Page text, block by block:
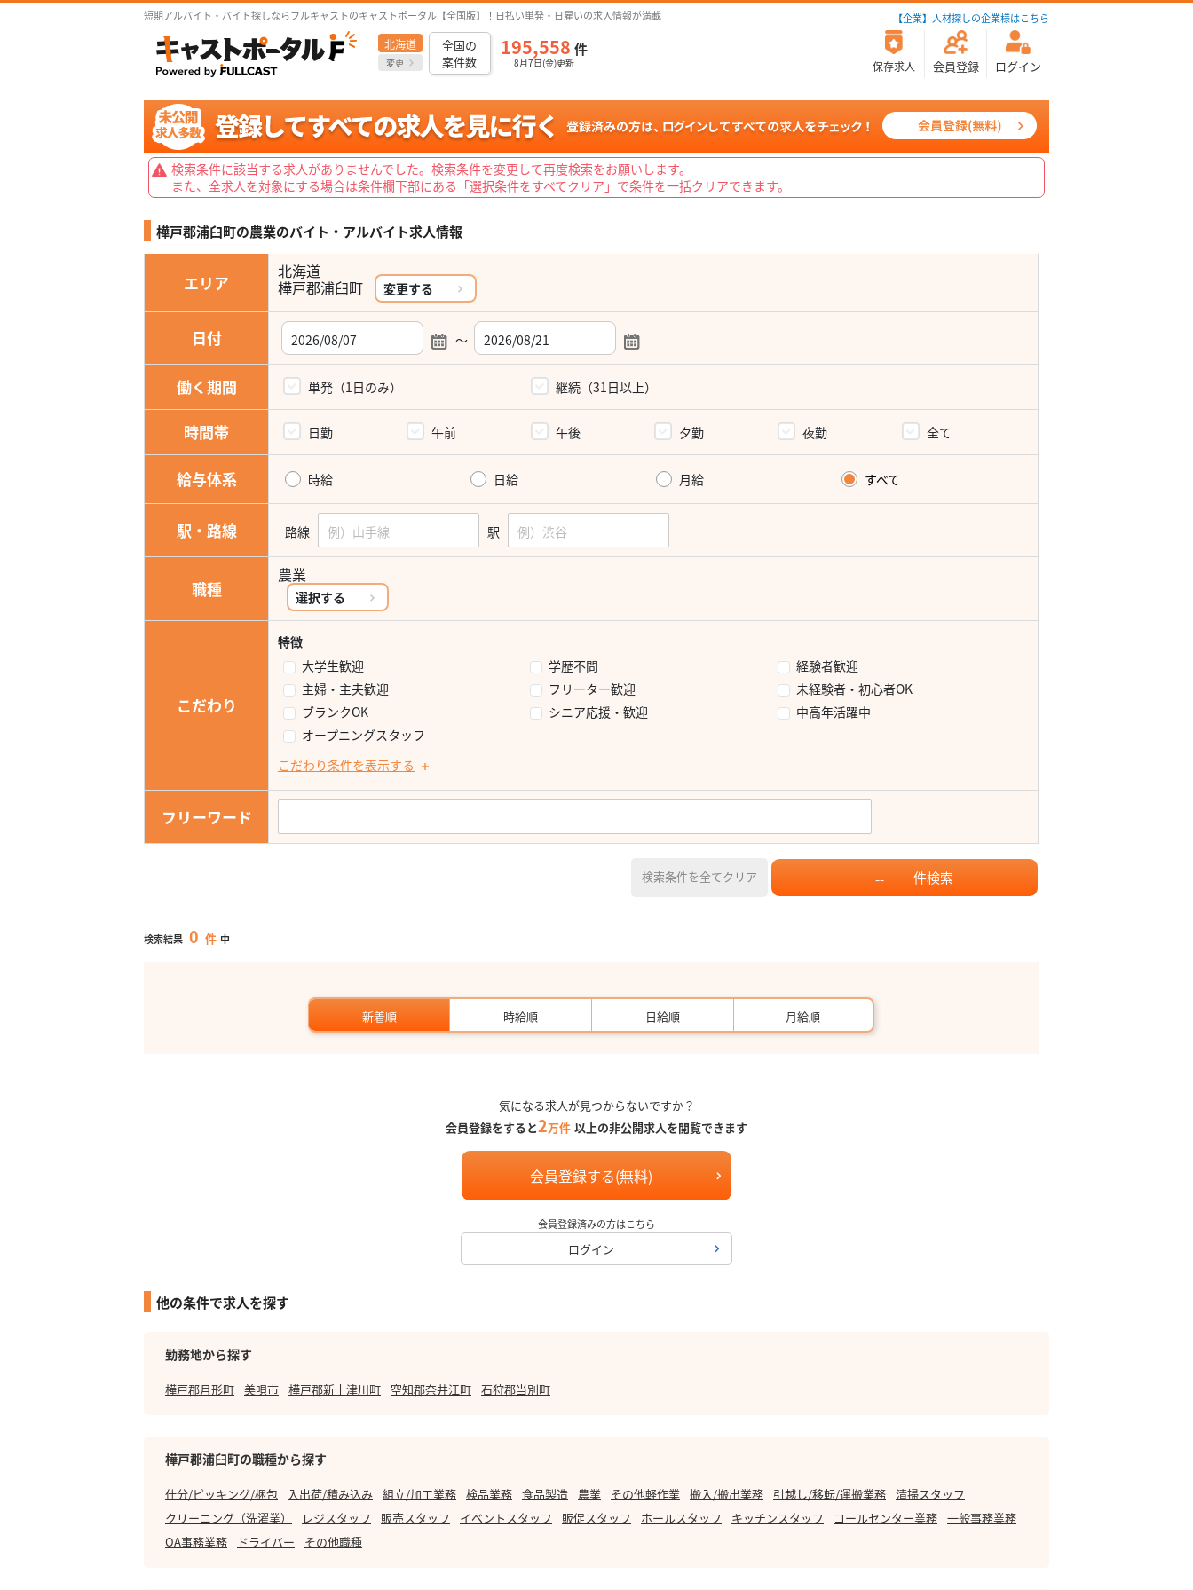
短期アルバイト・バイト探しならフルキャストのキャストポータル【全国版】！日払い単発・日雇いの求人情報が満載 【企業】人材探しの企業様はこちら
北海道
変更
全国の
案件数
195,558 件
8月7日(金)更新 保存求人 会員登録 ログイン
検索条件に該当する求人がありませんでした。検索条件を変更して再度検索をお願いします。
また、全求人を対象にする場合は条件欄下部にある「選択条件をすべてクリア」で条件を一括クリアできます。
樺戸郡浦臼町の農業のバイト・アルバイト求人情報
エリア
北海道
樺戸郡浦臼町 変更する
日付 ～
働く期間 単発（1日のみ） 継続（31日以上）
時間帯 日勤 午前 午後 夕勤 夜勤 全て
給与体系 時給 日給 月給 すべて
駅・路線 路線 駅
職種
農業
選択する
こだわり
特徴
大学生歓迎
学歴不問
経験者歓迎
主婦・主夫歓迎
フリーター歓迎
未経験者・初心者OK
ブランクOK
シニア応援・歓迎
中高年活躍中
オープニングスタッフ
こだわり条件を表示する
フリーワード
検索条件を全てクリア -- 件検索
検索結果 0 件 中
新着順 時給順 日給順 月給順
気になる求人が見つからないですか？
会員登録をすると2万件 以上の非公開求人を閲覧できます
会員登録する(無料)
会員登録済みの方はこちら
ログイン
他の条件で求人を探す
勤務地から探す
樺戸郡月形町 美唄市 樺戸郡新十津川町 空知郡奈井江町 石狩郡当別町
樺戸郡浦臼町の職種から探す
仕分/ピッキング/梱包 入出荷/積み込み 組立/加工業務 検品業務 食品製造 農業 その他軽作業 搬入/搬出業務 引越し/移転/運搬業務 清掃スタッフ
クリーニング（洗濯業）
レジスタッフ 販売スタッフ イベントスタッフ 販促スタッフ ホールスタッフ キッチンスタッフ コールセンター業務 一般事務業務
OA事務業務
ドライバー その他職種